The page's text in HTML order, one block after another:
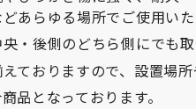
あらゆる場所でご使用いた
・後側のどちら側にでも
ておりますので、設置場
品となっております。